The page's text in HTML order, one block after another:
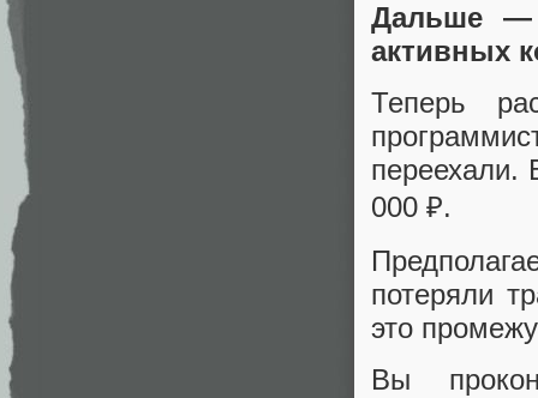
Дальше —
активных
Теперь
переехали.
000 ₽.
потеряли
это
Вы